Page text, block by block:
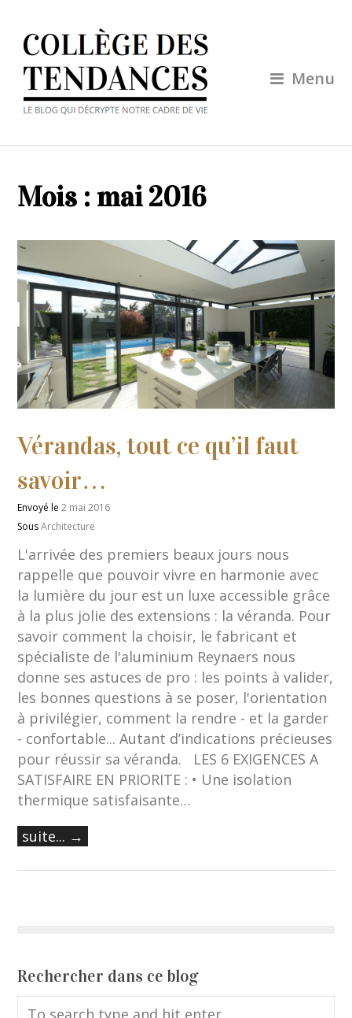
Menu
Mois :mai 2016
Vérandas, tout ce qu’il faut
savoir…
Envoyé le2 mai 2016
SousArchitecture
L'arrivée des premiers beaux jours nous
rappelle que pouvoir vivre en harmonie avec
la lumière du jour est un luxe accessible grâce
à la plus jolie des extensions : la véranda. Pour
savoir comment la choisir, le fabricant et
spécialiste de l'aluminium Reynaers nous
donne ses astuces de pro : les points à valider,
les bonnes questions à se poser, l'orientation
à privilégier, comment la rendre - et la garder
- confortable... Autant d’indications précieuses
pour réussir sa véranda. LES 6 EXIGENCES A
SATISFAIRE EN PRIORITE : • Une isolation
thermique satisfaisante…
suite... →
Rechercher dans ce blog